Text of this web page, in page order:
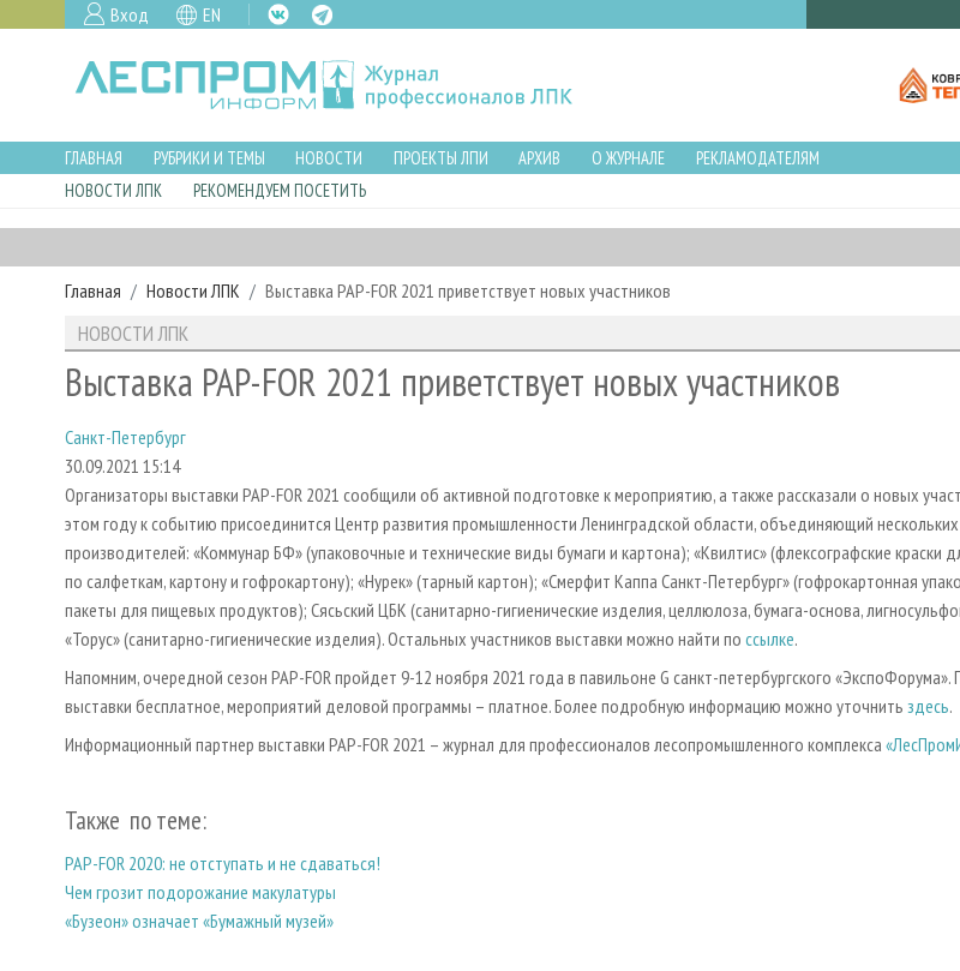
Вход EN
ГЛАВНАЯ РУБРИКИ И ТЕМЫ НОВОСТИ ПРОЕКТЫ ЛПИ АРХИВ О ЖУРНАЛЕ
РЕКЛАМОДАТЕЛЯМ
НОВОСТИ ЛПК
РЕКОМЕНДУЕМ ПОСЕТИТЬ
Главная Новости ЛПК Выставка PAP-FOR 2021 приветствует новых участников
НОВОСТИ ЛПК
Выставка PAP-FOR 2021 приветствует новых участников
Санкт-Петербург
30.09.2021 15:14
Организаторы выставки PAP-FOR 2021 сообщили об активной подготовке к мероприятию, а также рассказали о новых
этом году к событию присоединится Центр развития промышленности Ленинградской области, объединяющий нескольких
производителей: «Коммунар БФ» (упаковочные и технические виды бумаги и картона); «Квилтис» (флексографские краски
по салфеткам, картону и гофрокартону); «Нурек» (тарный картон); «Смерфит Каппа Санкт-Петербург» (гофрокартонная
пакеты для пищевых продуктов); Сясьский ЦБК (санитарно-гигиенические изделия, целлюлоза, бумага-основа,
«Торус» (санитарно-гигиенические изделия). Остальных участников выставки можно найти по ссылке.
Напомним, очередной сезон PAP-FOR пройдет 9-12 ноября 2021 года в павильоне G санкт-петербургского «ЭкспоФорума».
выставки бесплатное, мероприятий деловой программы – платное. Более подробную информацию можно уточнить здесь.
Информационный партнер выставки PAP-FOR 2021 – журнал для профессионалов лесопромышленного комплекса
Также по теме:
PAP-FOR 2020: не отступать и не сдаваться!
Чем грозит подорожание макулатуры
«Бузеон» означает «Бумажный музей»